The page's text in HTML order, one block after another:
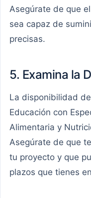
Asegúrate de que
sea capaz de
precisas.
5. Examina la
La disponibilidad
Educación con
Alimentaria y
Asegúrate de que
tu proyecto y que
plazos que tienes